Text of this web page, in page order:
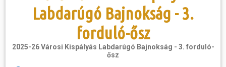
Labdarúgó Bajnokság - 3.
forduló-ősz
2025-26 Városi Kispályás Labdarúgó Bajnokság - 3. forduló-
ősz